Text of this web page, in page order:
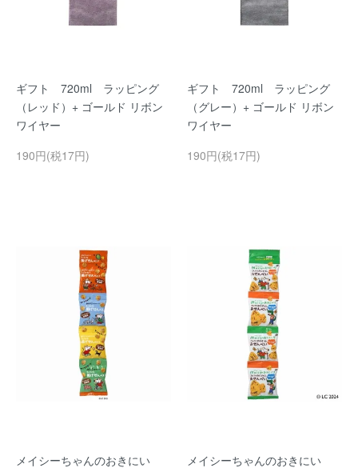
ギフト 720ml ラッピング
（レッド）+ ゴールド リボン
ワイヤー
190円(税17円)
ギフト 720ml ラッピング
（グレー）+ ゴールド リボン
ワイヤー
190円(税17円)
メイシーちゃんのおきにい
メイシーちゃんのおきにい